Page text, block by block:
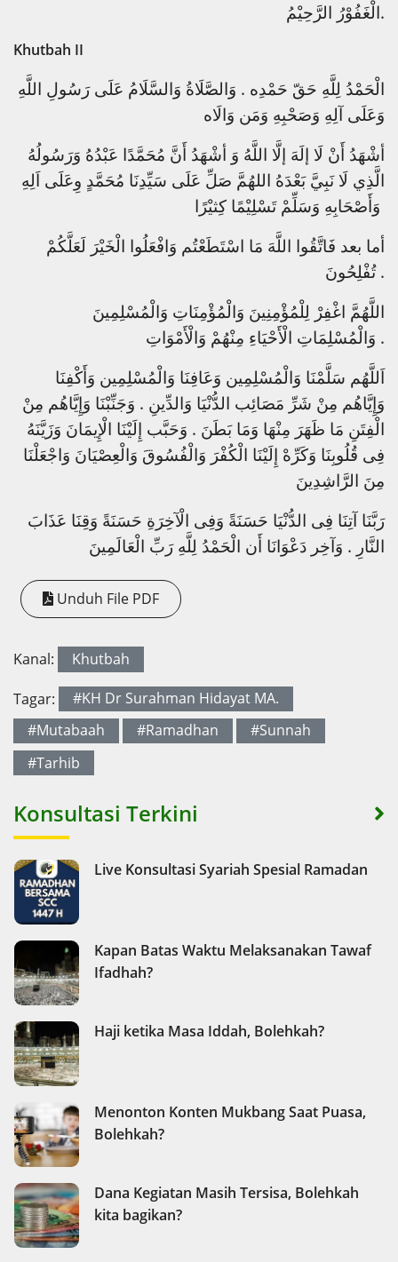
الْغَفُوْرُ الرَّحِيْمُ.
Khutbah II
الْحَمْدُ لِلَّهِ حَقّ حَمْدِه . وَالصَّلَاةُ وَالسَّلَامُ عَلَى رَسُولِ اللَّهِ
وَعَلَى آلِهِ وَصَحْبِهِ وَمَن وَالَاه
أشْهَدُ أَنْ لَا إلَهَ إلَّا اللَّهُ وَ أشْهَدُ أَنَّ مُحَمَّدًا عَبْدُهُ وَرَسُولُهُ
الَّذِي لَا نَبِيَّ بَعْدَهُ اللهُمَّ صَلِّ عَلَى سَيِّدِنَا مُحَمَّدٍ وِعَلَى اَلِهِ
أما بعد فَاتَّقُوا اللَّهَ مَا اسْتَطَعْتُم وَافْعَلُوا الْخَيْرَ لَعَلَّكُمْ
تُفْلِحُونَ .
اللَّهُمَّ اغْفِرْ لِلْمُؤْمِنِينَ وَالْمُؤْمِنَاتِ وَالْمُسْلِمِينَ
وَالْمُسْلِمَاتِ الْأَحْيَاءِ مِنْهُمْ وَالْأَمْوَاتِ .
اَللَّهُم سَلَّمْنَا وَالْمُسْلِمِين وَعَافِنَا وَالْمُسْلِمِين وَأَكْفِنَا
وَإِيَّاهُم مِنْ شَرِّ مَصَائِب الدُّنْيَا وَالدِّينِ . وَجَنِّبْنَا وَإِيَّاهُم مِنْ
الْفِتَنِ مَا ظَهَرَ مِنْهَا وَمَا بَطَنَ . وَحَبَّب إِلَيْنَا الْإِيمَانَ وَزَيَّنَهُ
فِى قُلُوبِنَا وَكَرِّهْ إِلَيْنَا الْكُفْرَ وَالْفُسُوقَ وَالْعِصْيَانَ وَاجْعَلْنَا
مِنَ الرَّاشِدِينَ
النَّارِ . وَآخِر دَعْوَانَا أَن الْحَمْدُ لِلَّهِ رَبِّ الْعَالَمِينَ
Unduh File PDF
Kanal: Khutbah
Tagar:
#KH Dr Surahman Hidayat MA.
#Mutabaah
#Ramadhan
#Sunnah
#Tarhib
Konsultasi Terkini
Live Konsultasi Syariah Spesial Ramadan
Kapan Batas Waktu Melaksanakan Tawaf
Ifadhah?
Haji ketika Masa Iddah, Bolehkah?
Menonton Konten Mukbang Saat Puasa,
Bolehkah?
Dana Kegiatan Masih Tersisa, Bolehkah
kita bagikan?